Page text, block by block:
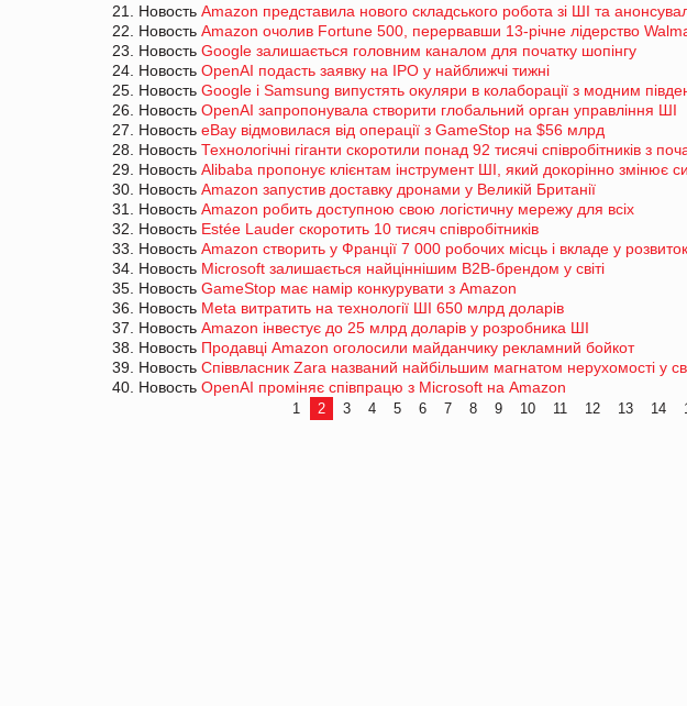
21. Новость Amazon представила нового складського робота зі ШІ та
22. Новость Amazon очолив Fortune 500, перервавши 13-річне лідерство
23. Новость Google залишається головним каналом для початку шопінгу
24. Новость OpenAI подасть заявку на IPO у найближчі тижні
25. Новость Google і Samsung випустять окуляри в колаборації з модним
26. Новость OpenAI запропонувала створити глобальний орган управління ШІ
27. Новость eBay відмовилася від операції з GameStop на $56 млрд
28. Новость Технологічні гіганти скоротили понад 92 тисячі співробітників з
29. Новость Alibaba пропонує клієнтам інструмент ШІ, який докорінно змінює
30. Новость Amazon запустив доставку дронами у Великій Британії
31. Новость Amazon робить доступною свою логістичну мережу для всіх
32. Новость Estée Lauder скоротить 10 тисяч співробітників
33. Новость Amazon створить у Франції 7 000 робочих місць і вкладе у
34. Новость Microsoft залишається найціннішим B2B-брендом у світі
35. Новость GameStop має намір конкурувати з Amazon
36. Новость Meta витратить на технології ШІ 650 млрд доларів
37. Новость Amazon інвестує до 25 млрд доларів у розробника ШІ
38. Новость Продавці Amazon оголосили майданчику рекламний бойкот
39. Новость Співвласник Zara названий найбільшим магнатом нерухомості у
40. Новость OpenAI проміняє співпрацю з Microsoft на Amazon
1 2 3 4 5 6 7 8 9 10 11 12 13 14